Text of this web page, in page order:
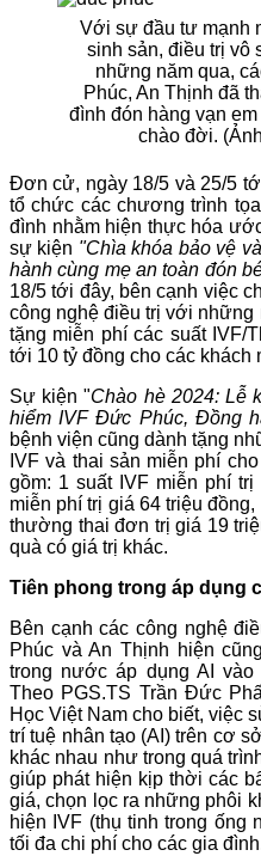
Với sự đầu tư mạnh
sinh sản, điều trị vô
những năm qua,
Phúc, An Thịnh đã
đình đón hàng vạn
chào đời.
Đơn cử, ngày 18/5 và 25/5
tổ chức các chương trình
đình nhằm hiện thực hóa
sự kiện "Chìa khóa bảo vệ
hành cùng mẹ an toàn đón
18/5 tới đây, bên cạnh việc
công nghệ điều trị với
tặng miễn phí các suất IVF/
tới 10 tỷ đồng cho các khách
Sự kiện "Chào hè 2024: Lễ
hiểm IVF Đức Phúc, Đồng
bệnh viện cũng dành tặng
IVF và thai sản miễn phí
gồm: 1 suất IVF miễn phí
miễn phí trị giá 64 triệu
thường thai đơn trị giá 19
quà có giá trị khác.
Tiên phong trong áp dụng
Bên cạnh các công nghệ
Phúc và An Thịnh hiện
trong nước áp dụng AI vào
Theo PGS.TS Trần Đức
Học Việt Nam cho biết, việc
trí tuệ nhân tạo (AI) trên cơ
khác nhau như trong quá
giúp phát hiện kịp thời các
giá, chọn lọc ra những phôi
hiện IVF (thụ tinh trong ống
tối đa chi phí cho các gia